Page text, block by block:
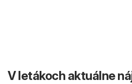
V letákoch aktuálne